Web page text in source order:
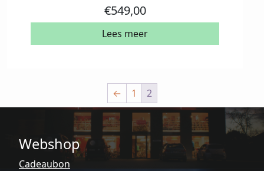
€549,00
Lees meer
← 1 2
Webshop
Cadeaubon